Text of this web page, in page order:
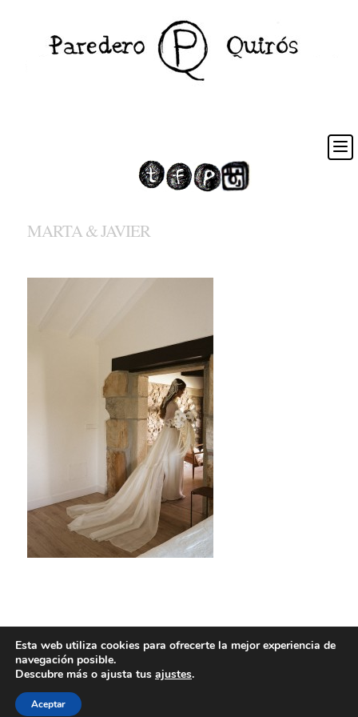
MARTA & JAVIER
Esta web utiliza cookies para ofrecerte la mejor experiencia de
navegación posible.
Descubre más o ajusta tus ajustes.
Aceptar